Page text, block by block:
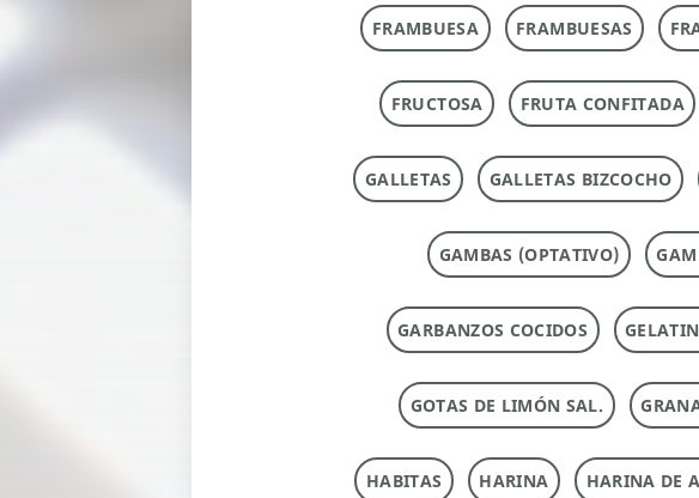
FRAMBUESA FRAMBUESAS
FRUCTOSA FRUTA CONFITADA
GALLETAS GALLETAS BIZCOCHO
GAMBAS (OPTATIVO)
GARBANZOS COCIDOS
GOTAS DE LIMÓN SAL.
HABITAS HARINA HARINA DE